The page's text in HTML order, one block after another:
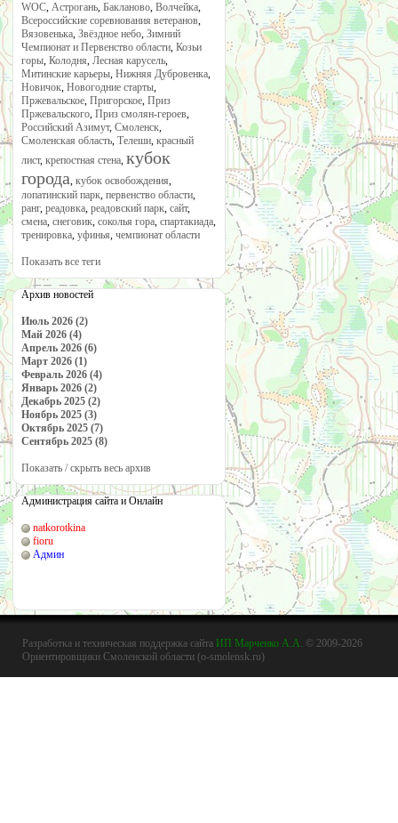
WOC, Астрогань, Бакланово, Волчейка,
Всероссийские соревнования ветеранов,
Вязовенька, Звёздное небо, Зимний
Чемпионат и Первенство области, Козьи
горы, Колодня, Лесная карусель,
Митинские карьеры, Нижняя Дубровенка,
Новичок, Новогодние старты,
Пржевальское, Пригорское, Приз
Пржевальского, Приз смолян-героев,
Российский Азимут, Смоленск,
Смоленская область, Телеши, красный
лист, крепостная стена, кубок
города, кубок освобождения,
лопатинский парк, первенство области,
ранг, реадовка, реадовский парк, сайт,
смена, снеговик, соколья гора, спартакиада,
тренировка, уфинья, чемпионат области
Показать все теги
Архив новостей
Июль 2026 (2)
Май 2026 (4)
Апрель 2026 (6)
Март 2026 (1)
Февраль 2026 (4)
Январь 2026 (2)
Декабрь 2025 (2)
Ноябрь 2025 (3)
Октябрь 2025 (7)
Сентябрь 2025 (8)
Показать / скрыть весь архив
Администрация сайта и Онлайн
natkorotkina
fioru
Админ
Разработка и техническая поддержка сайта ИП Марченко А.А. © 2009-2026
Ориентировщики Смоленской области (o-smolensk.ru)